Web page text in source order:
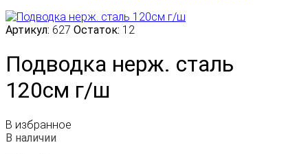
Артикул: 627 Остаток: 12
Подводка нерж. сталь
120см г/ш
В избранное
В наличии